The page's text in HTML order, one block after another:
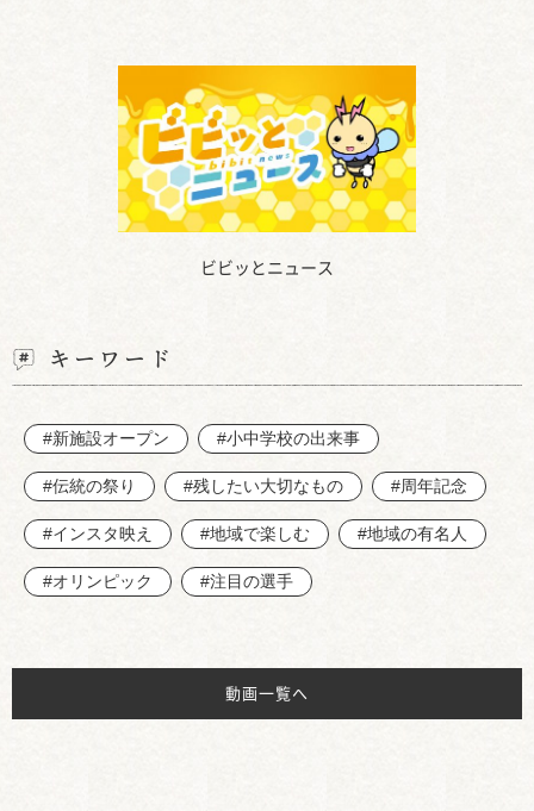
ビビッとニュース
キーワード
#新施設オープン #小中学校の出来事
#伝統の祭り #残したい大切なもの #周年記念
#インスタ映え #地域で楽しむ #地域の有名人
#オリンピック #注目の選手
動画一覧へ